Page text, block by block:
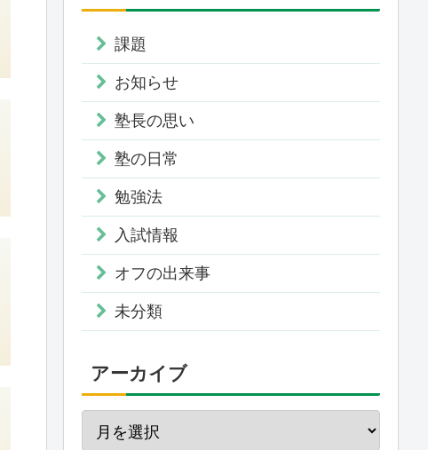
課題
お知らせ
塾長の思い
塾の日常
勉強法
入試情報
オフの出来事
未分類
アーカイブ